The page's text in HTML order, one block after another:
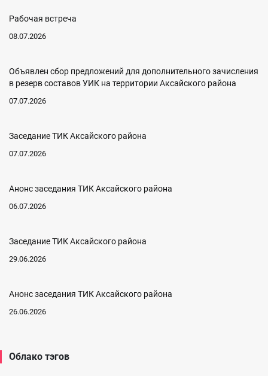
Рабочая встреча
08.07.2026
Объявлен сбор предложений для дополнительного зачисления
в резерв составов УИК на территории Аксайского района
07.07.2026
Заседание ТИК Аксайского района
07.07.2026
Анонс заседания ТИК Аксайского района
06.07.2026
Заседание ТИК Аксайского района
29.06.2026
Анонс заседания ТИК Аксайского района
26.06.2026
Облако тэгов